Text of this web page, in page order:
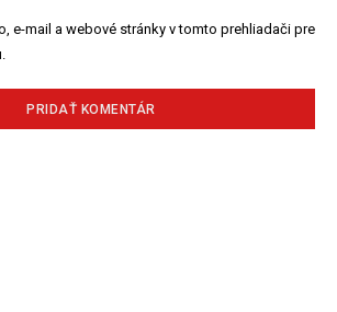
e-mail a webové stránky v tomto prehliadači pre